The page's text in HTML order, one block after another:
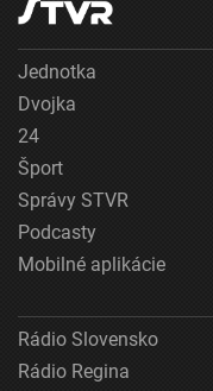
Jednotka
Dvojka
24
Šport
Správy STVR
Podcasty
Mobilné aplikácie
Rádio Slovensko
Rádio Regina